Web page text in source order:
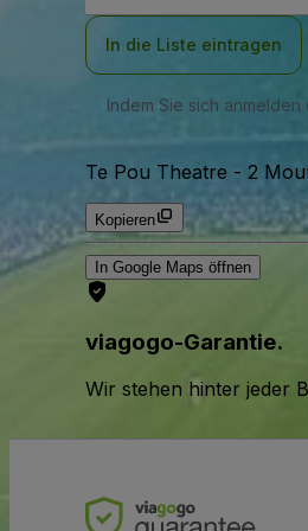
In die Liste eintragen
Indem Sie sich
Te Pou Theatre - 2
Kopieren
In Google Maps öffnen
viagogo-Garantie.
Wir stehen hinter jeder